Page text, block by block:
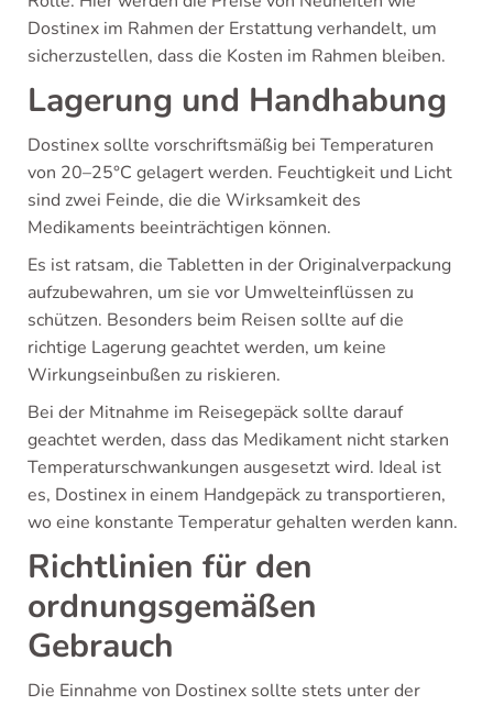
Dostinex im Rahmen der Erstattung verhandelt, um
sicherzustellen, dass die Kosten im Rahmen bleiben.
Lagerung und Handhabung
Dostinex sollte vorschriftsmäßig bei Temperaturen
von 20–25°C gelagert werden. Feuchtigkeit und Licht
sind zwei Feinde, die die Wirksamkeit des
Medikaments beeinträchtigen können.
Es ist ratsam, die Tabletten in der Originalverpackung
aufzubewahren, um sie vor Umwelteinflüssen zu
schützen. Besonders beim Reisen sollte auf die
richtige Lagerung geachtet werden, um keine
Wirkungseinbußen zu riskieren.
Bei der Mitnahme im Reisegepäck sollte darauf
geachtet werden, dass das Medikament nicht starken
Temperaturschwankungen ausgesetzt wird. Ideal ist
es, Dostinex in einem Handgepäck zu transportieren,
wo eine konstante Temperatur gehalten werden kann.
Richtlinien für den
ordnungsgemäßen
Gebrauch
Die Einnahme von Dostinex sollte stets unter der